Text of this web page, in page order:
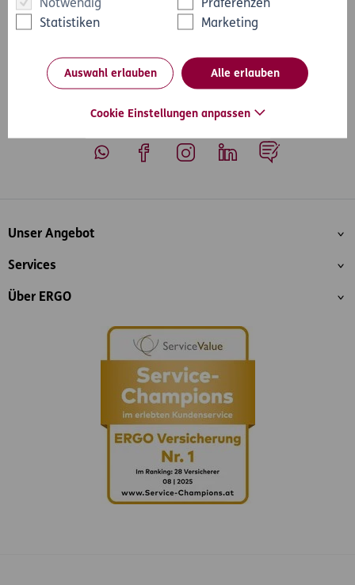
Notwendig
Präferenzen
Statistiken
Marketing
Auswahl erlauben Alle erlauben
Cookie Einstellungen anpassen
#Rechtsprechung #Nachbarschaft & Haustiere
Inhaltsübersicht
Unser Angebot
Services
Über ERGO